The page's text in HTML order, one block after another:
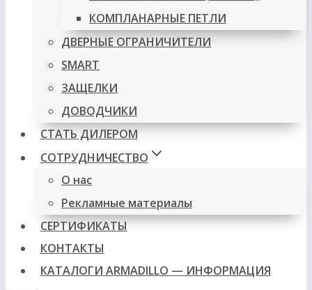
КОМПЛАНАРНЫЕ ПЕТЛИ
ДВЕРНЫЕ ОГРАНИЧИТЕЛИ
SMART
ЗАЩЕЛКИ
ДОВОДЧИКИ
СТАТЬ ДИЛЕРОМ
СОТРУДНИЧЕСТВО
О нас
Рекламные материалы
СЕРТИФИКАТЫ
КОНТАКТЫ
КАТАЛОГИ ARMADILLO — ИНФОРМАЦИЯ